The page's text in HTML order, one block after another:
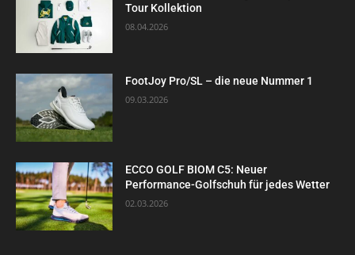
Tour Kollektion
08.04.2026
FootJoy Pro/SL – die neue Nummer 1
09.03.2026
ECCO GOLF BIOM C5: Neuer
Performance-Golfschuh für jedes Wetter
02.03.2026